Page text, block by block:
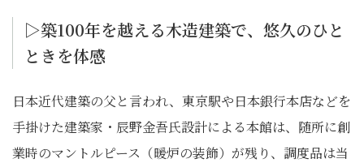
▷築100年を越える木造建築で、悠久のひと
ときを体感
日本近代建築の父と言われ、東京駅や日本銀行本店などを
手掛けた建築家・辰野金吾氏設計による本館は、随所に創
業時のマントルピース（暖炉の装飾）が残り、調度品は当